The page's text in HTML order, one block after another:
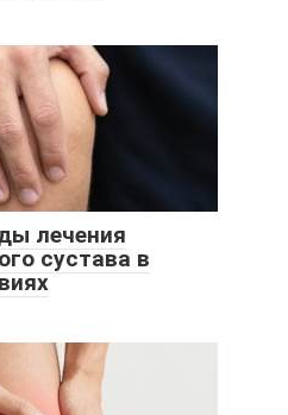
лечения
сустава в